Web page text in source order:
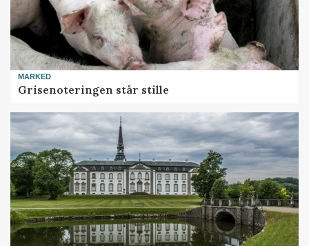
MARKED
Grisenoteringen står stille